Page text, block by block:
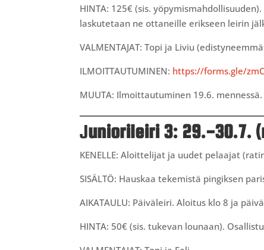
HINTA: 125€ (sis.
laskutetaan ne ottaneille erikseen leirin
VALMENTAJAT: Topi ja Liviu
ILMOITTAUTUMINEN: https://forms.gle/
MUUTA: Ilmoittautuminen 19.6.
Juniorileiri 3: 29.-30.7.
KENELLE: Aloittelijat ja uudet pelaajat
SISÄLTÖ: Hauskaa tekemistä pingiksen
AIKATAULU: Päiväleiri. Aloitus klo 8 ja
HINTA: 50€ (sis. tukevan lounaan).